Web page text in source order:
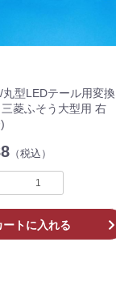
/丸型LEDテール用変換
菱ふそう大型用 右
（税込）
ートに入れる